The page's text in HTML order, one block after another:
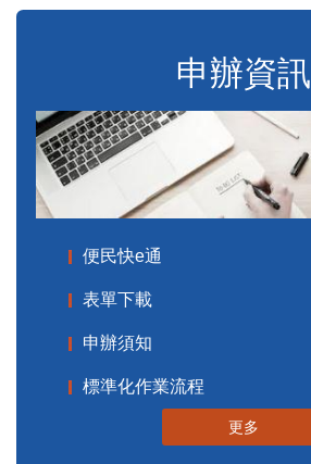
申辦資訊
便民快e通
表單下載
申辦須知
標準化作業流程
更多